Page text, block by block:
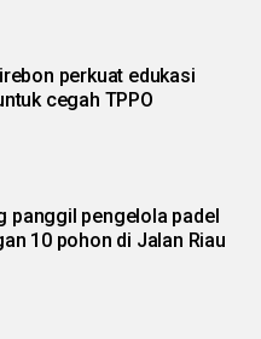
perkuat edukasi
cegah TPPO
panggil pengelola padel
10 pohon di Jalan Riau